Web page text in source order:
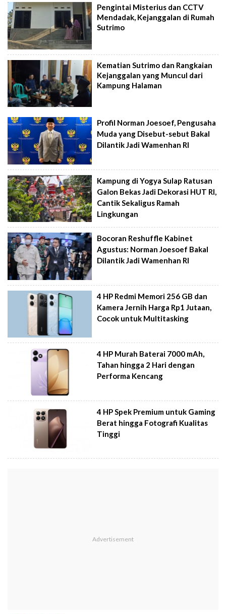
Pengintai Misterius dan CCTV
Mendadak, Kejanggalan di Rumah
Sutrimo
Kematian Sutrimo dan Rangkaian
Kejanggalan yang Muncul dari
Kampung Halaman
Profil Norman Joesoef, Pengusaha
Muda yang Disebut-sebut Bakal
Dilantik Jadi Wamenhan RI
Kampung di Yogya Sulap Ratusan
Galon Bekas Jadi Dekorasi HUT RI,
Cantik Sekaligus Ramah
Lingkungan
Bocoran Reshuffle Kabinet
Agustus: Norman Joesoef Bakal
Dilantik Jadi Wamenhan RI
4 HP Redmi Memori 256 GB dan
Kamera Jernih Harga Rp1 Jutaan,
Cocok untuk Multitasking
4 HP Murah Baterai 7000 mAh,
Tahan hingga 2 Hari dengan
Performa Kencang
4 HP Spek Premium untuk Gaming
Berat hingga Fotografi Kualitas
Tinggi